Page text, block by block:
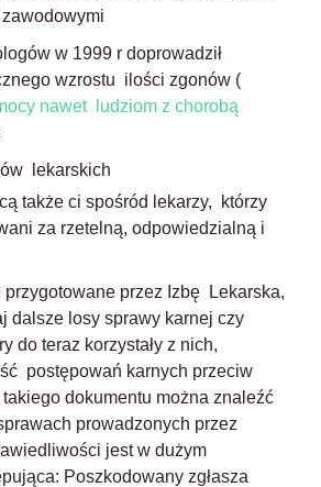
w 1999 r doprowadził
wzrostu ilości zgonów (
nawet ludziom z chorobą
lekarskich
także ci spośród lekarzy, którzy
za rzetelną, odpowiedzialną i
przygotowane przez Izbę Lekarska,
dalsze losy sprawy karnej czy
do teraz korzystały z nich,
postępowań karnych przeciw
takiego dokumentu można znaleźć
prowadzonych przez
jest w dużym
Poszkodowany zgłasza